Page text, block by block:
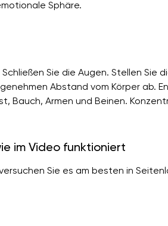
Sphäre.
Sie die Augen. Stellen Sie
Abstand vom Körper ab.
Bauch, Armen und Beinen.
im Video funktioniert
Sie es am besten in